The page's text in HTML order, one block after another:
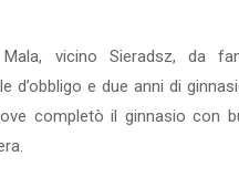
vicino Sieradsz, da
d’obbligo e due anni di
completò il ginnasio con